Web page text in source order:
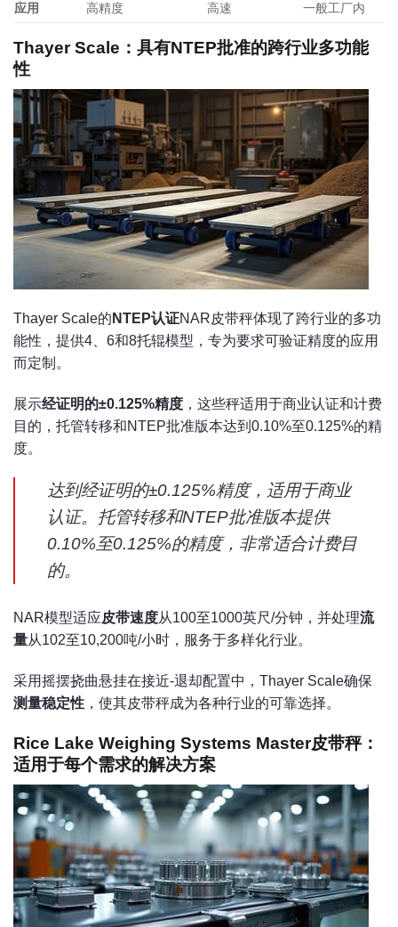
应用 高精度 高速 一般工厂内
Thayer Scale：具有NTEP批准的跨行业多功能
性
Thayer Scale的 NTEP认证NAR皮带秤体现了跨行业的多功
能性，提供4、6和8托辊模型，专为要求可验证精度的应用
而定制。
展示经证明的±0.125%精度 ，这些秤适用于商业认证和计费
目的，托管转移和NTEP批准版本达到0.10%至0.125%的精
度。
达到经证明的±0.125%精度，适用于商业
认证。托管转移和NTEP批准版本提供
0.10%至0.125%的精度，非常适合计费目
的。
NAR模型适应皮带速度从100至1000英尺/分钟，并处理流
量从102至10,200吨/小时，服务于多样化行业。
采用摇摆挠曲悬挂在接近-退却配置中，Thayer Scale确保
测量稳定性 ，使其皮带秤成为各种行业的可靠选择。
Rice Lake Weighing Systems Master皮带秤：
适用于每个需求的解决方案